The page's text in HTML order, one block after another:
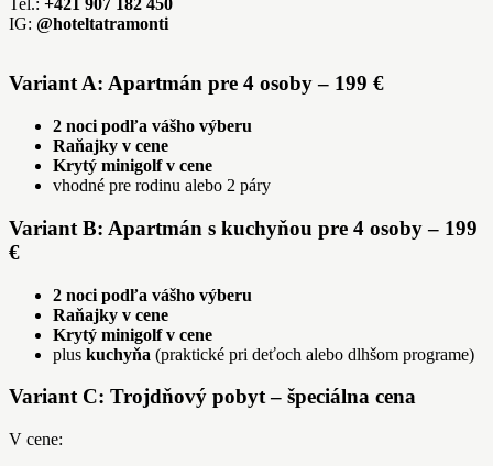
IG: @hoteltatramonti
Variant A: Apartmán pre 4 osoby – 199 €
2 noci podľa vášho výberu
Raňajky v cene
Krytý minigolf v cene
vhodné pre rodinu alebo 2 páry
Variant B: Apartmán s kuchyňou pre 4 osoby – 199
€
2 noci podľa vášho výberu
Raňajky v cene
Krytý minigolf v cene
plus kuchyňa (praktické pri deťoch alebo dlhšom programe)
Variant C: Trojdňový pobyt – špeciálna cena
V cene: